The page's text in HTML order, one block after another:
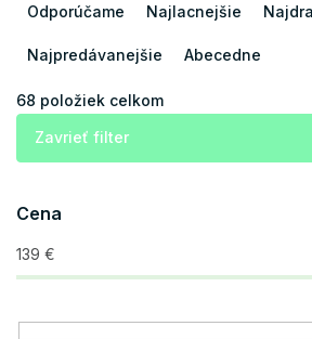
i
d
u
k
o
Odporúčame Najlacnejšie
Najpredávanejšie Abecedne
68 položiek celkom
Zavrieť filter
Cena
139 €